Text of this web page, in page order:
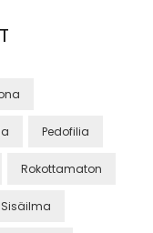
Pedofilia
Rokottamaton
Sisäilma